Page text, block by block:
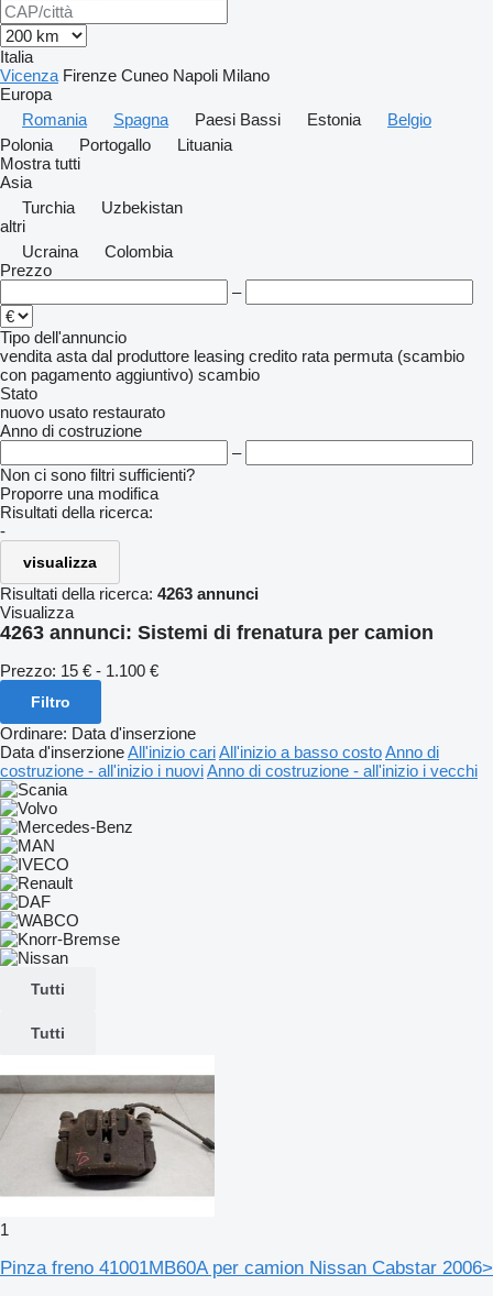
Italia
Vicenza Firenze Cuneo Napoli Milano
Europa
Romania
Spagna Paesi Bassi Estonia
Belgio
Polonia
Portogallo
Lituania
Mostra tutti
Asia
Turchia
Uzbekistan
altri
Ucraina
Colombia
Prezzo
–
Tipo dell'annuncio
vendita asta dal produttore leasing credito rata permuta (scambio
con pagamento aggiuntivo) scambio
Stato
nuovo usato restaurato
Anno di costruzione
–
Non ci sono filtri sufficienti?
Proporre una modifica
Risultati della ricerca:
-
visualizza
Risultati della ricerca: 4263 annunci
Visualizza
4263 annunci: Sistemi di frenatura per camion
Prezzo: 15 € - 1.100 €
Filtro
Ordinare: Data d'inserzione
Data d'inserzioneAll'inizio cariAll'inizio a basso costoAnno di
costruzione - all'inizio i nuoviAnno di costruzione - all'inizio i vecchi
Tutti
Tutti
1
Pinza freno 41001MB60A per camion Nissan Cabstar 2006>